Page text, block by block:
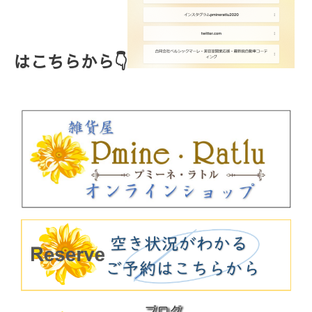
はこちらから👇